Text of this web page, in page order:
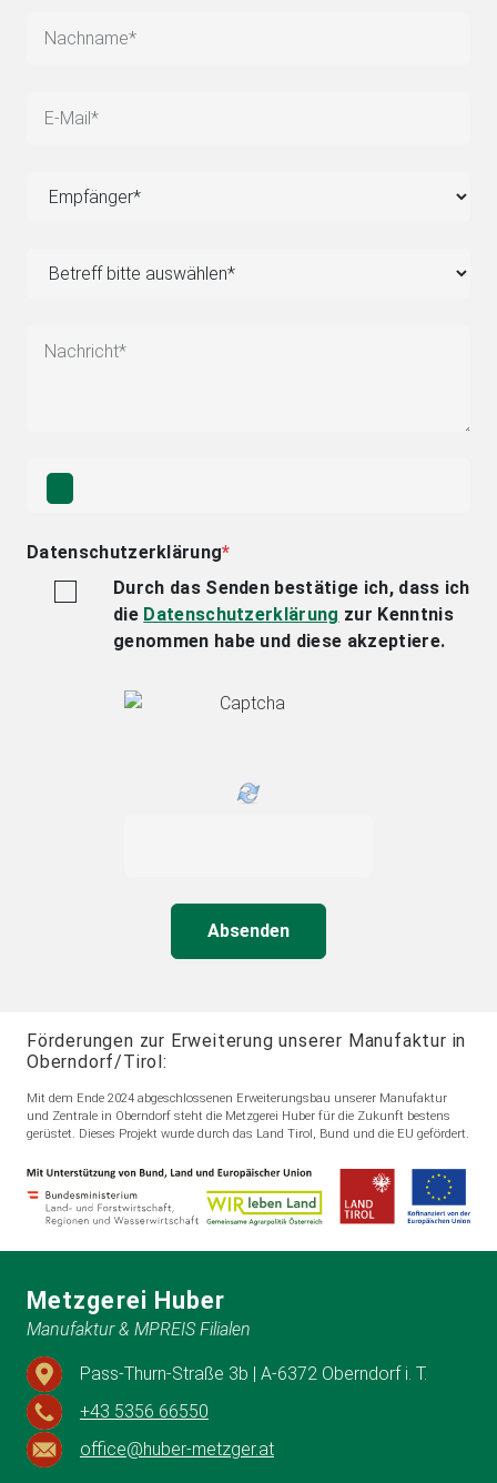
Datenschutzerklärung*
Durch das Senden bestätige ich, dass ich
die Datenschutzerklärung zur Kenntnis
genommen habe und diese akzeptiere.
Absenden
Förderungen zur Erweiterung unserer Manufaktur in
Oberndorf/Tirol:
Mit dem Ende 2024 abgeschlossenen Erweiterungsbau unserer Manufaktur
und Zentrale in Oberndorf steht die Metzgerei Huber für die Zukunft bestens
gerüstet. Dieses Projekt wurde durch das Land Tirol, Bund und die EU gefördert.
Metzgerei Huber
Manufaktur & MPREIS Filialen
Pass-Thurn-Straße 3b | A-6372 Oberndorf i. T.
+43 5356 66550
office@huber-metzger.at